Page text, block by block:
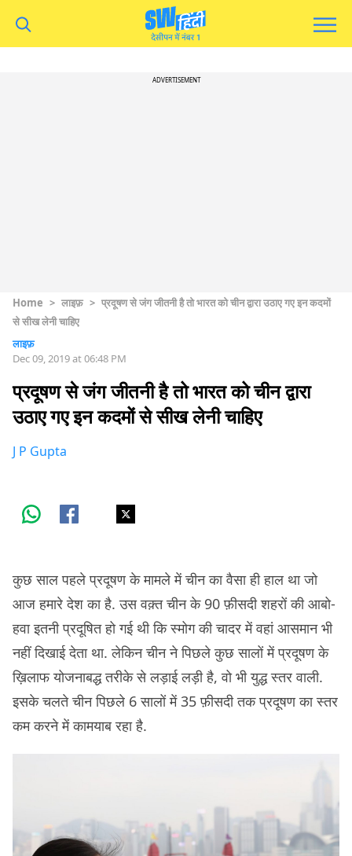
ADVERTISEMENT
Home > लाइफ़ > प्रदूषण से जंग जीतनी है तो भारत को चीन द्वारा उठाए गए इन कदमों
से सीख लेनी चाहिए
लाइफ़
Dec 09, 2019 at 06:48 PM
प्रदूषण से जंग जीतनी है तो भारत को चीन द्वारा
उठाए गए इन कदमों से सीख लेनी चाहिए
J P Gupta
कुछ साल पहले प्रदूषण के मामले में चीन का वैसा ही हाल था जो
आज हमारे देश का है. उस वक़्त चीन के 90 फ़ीसदी शहरों की आबो-
हवा इतनी प्रदूषित हो गई थी कि स्मोग की चादर में वहां आसमान भी
नहीं दिखाई देता था. लेकिन चीन ने पिछले कुछ सालों में प्रदूषण के
ख़िलाफ योजनाबद्ध तरीके से लड़ाई लड़ी है, वो भी युद्ध स्तर वाली.
इसके चलते चीन पिछले 6 सालों में 35 फ़ीसदी तक प्रदूषण का स्तर
कम करने में कामयाब रहा है.